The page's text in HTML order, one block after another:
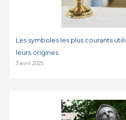
Les symboles les plus courants
leurs origines
3 avril 2025